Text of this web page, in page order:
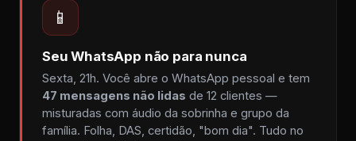
📱
Seu WhatsApp não para nunca
Sexta, 21h. Você abre o WhatsApp pessoal e tem
47 mensagens não lidas de 12 clientes —
misturadas com áudio da sobrinha e grupo da
família. Folha, DAS, certidão, "bom dia". Tudo no